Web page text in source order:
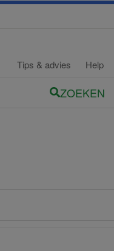
Tips & advies Help
ZOEKEN